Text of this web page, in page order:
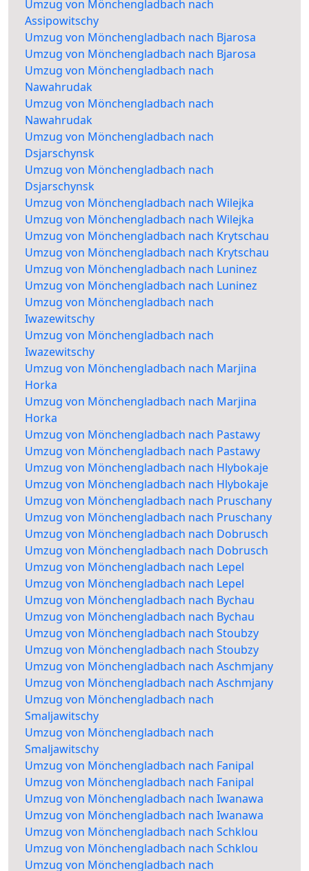
Umzug von Mönchengladbach nach
Assipowitschy
Umzug von Mönchengladbach nach Bjarosa
Umzug von Mönchengladbach nach Bjarosa
Umzug von Mönchengladbach nach
Nawahrudak
Umzug von Mönchengladbach nach
Nawahrudak
Umzug von Mönchengladbach nach
Dsjarschynsk
Umzug von Mönchengladbach nach
Dsjarschynsk
Umzug von Mönchengladbach nach Wilejka
Umzug von Mönchengladbach nach Wilejka
Umzug von Mönchengladbach nach Krytschau
Umzug von Mönchengladbach nach Krytschau
Umzug von Mönchengladbach nach Luninez
Umzug von Mönchengladbach nach Luninez
Umzug von Mönchengladbach nach
Iwazewitschy
Umzug von Mönchengladbach nach
Iwazewitschy
Umzug von Mönchengladbach nach Marjina
Horka
Umzug von Mönchengladbach nach Marjina
Horka
Umzug von Mönchengladbach nach Pastawy
Umzug von Mönchengladbach nach Pastawy
Umzug von Mönchengladbach nach Hlybokaje
Umzug von Mönchengladbach nach Hlybokaje
Umzug von Mönchengladbach nach Pruschany
Umzug von Mönchengladbach nach Pruschany
Umzug von Mönchengladbach nach Dobrusch
Umzug von Mönchengladbach nach Dobrusch
Umzug von Mönchengladbach nach Lepel
Umzug von Mönchengladbach nach Lepel
Umzug von Mönchengladbach nach Bychau
Umzug von Mönchengladbach nach Bychau
Umzug von Mönchengladbach nach Stoubzy
Umzug von Mönchengladbach nach Stoubzy
Umzug von Mönchengladbach nach Aschmjany
Umzug von Mönchengladbach nach Aschmjany
Umzug von Mönchengladbach nach
Smaljawitschy
Umzug von Mönchengladbach nach
Smaljawitschy
Umzug von Mönchengladbach nach Fanipal
Umzug von Mönchengladbach nach Fanipal
Umzug von Mönchengladbach nach Iwanawa
Umzug von Mönchengladbach nach Iwanawa
Umzug von Mönchengladbach nach Schklou
Umzug von Mönchengladbach nach Schklou
Umzug von Mönchengladbach nach